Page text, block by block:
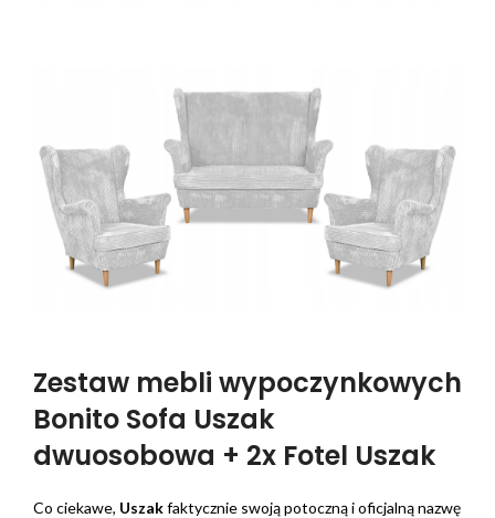
Zestaw mebli wypoczynkowych
Bonito Sofa Uszak
dwuosobowa + 2x Fotel Uszak
Co ciekawe, Uszakfaktycznie swoją potoczną i oficjalną nazwę